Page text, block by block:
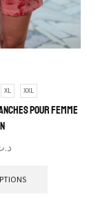
XL XXL
pour femme